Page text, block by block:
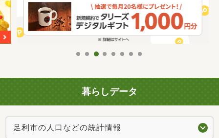
暮らしデータ
足利市の人口などの統計情報